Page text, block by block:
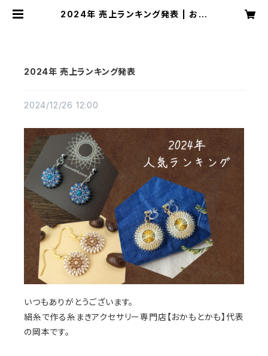
2024年 売上ランキング発表 | おか
2024年 売上ランキング発表
2024/12/26 12:00
いつもありがとうございます。
絹糸で作る糸まきアクセサリー専門店【おかもとかも】代表
の岡本です。